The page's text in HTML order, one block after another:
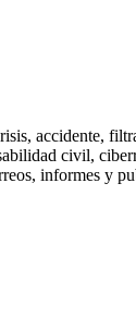
accidente,
civil,
informes y